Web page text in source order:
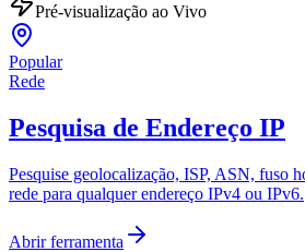
Pré-visualização ao Vivo
Popular
Rede
Pesquisa de Endereço IP
Pesquise geolocalização, ISP, ASN, fuso
rede para qualquer endereço IPv4 ou IPv6.
Abrir ferramenta